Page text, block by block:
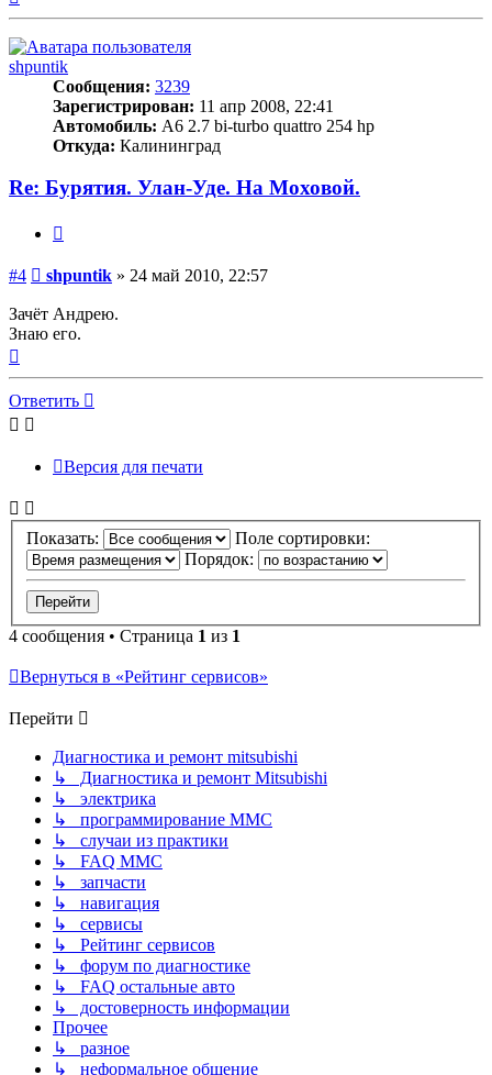
shpuntik
Сообщения: 3239
Зарегистрирован: 11 апр 2008, 22:41
Автомобиль: A6 2.7 bi-turbo quattro 254 hp
Откуда: Калининград
Re: Бурятия. Улан-Уде. На Моховой.
#4 Сообщение
shpuntik » 24 май 2010, 22:57
Зачёт Андрею.
Знаю его.
началу
Ответить
Версия для печати
Показать:
Поле сортировки:
Порядок:
4 сообщения • Страница 1 из 1
Вернуться в «Рейтинг сервисов»
Перейти
Диагностика и ремонт mitsubishi
↳ Диагностика и ремонт Mitsubishi
↳ электрика
↳ программирование MMC
↳ случаи из практики
↳ FAQ MMC
↳ запчасти
↳ навигация
↳ сервисы
↳ Рейтинг сервисов
↳ форум по диагностике
↳ FAQ остальные авто
↳ достоверность информации
Прочее
↳ разное
↳ неформальное общение